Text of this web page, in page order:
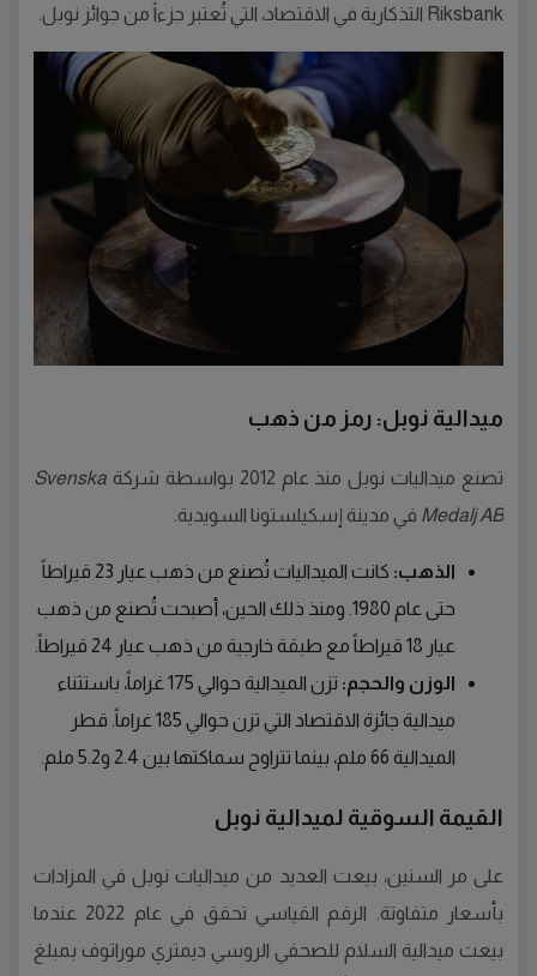
Riksbank التذكارية في الاقتصاد، التي تُعتبر جزءاً من جوائز نوبل.
ميدالية نوبل: رمز من ذهب
تصنع ميداليات نوبل منذ عام 2012 بواسطة شركة
Svenska
Medalj AB في مدينة إسكيلستونا السويدية.
الذهب:
كانت الميداليات تُصنع من ذهب عيار 23 قيراطاً
حتى عام 1980. ومنذ ذلك الحين، أصبحت تُصنع من ذهب
عيار 18 قيراطاً مع طبقة خارجية من ذهب عيار 24 قيراطاً.
الوزن والحجم:
تزن الميدالية حوالي 175 غراماً، باستثناء
ميدالية جائزة الاقتصاد التي تزن حوالي 185 غراماً. قطر
الميدالية 66 ملم، بينما تتراوح سماكتها بين 2.4 و5.2 ملم.
القيمة السوقية لميدالية نوبل
على مر السنين، بيعت العديد من ميداليات نوبل في المزادات
بأسعار متفاوتة. الرقم القياسي تحقق في عام 2022 عندما
بيعت ميدالية السلام للصحفي الروسي ديمتري موراتوف بمبلغ